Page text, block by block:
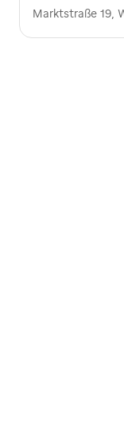
Marktstraße 19,